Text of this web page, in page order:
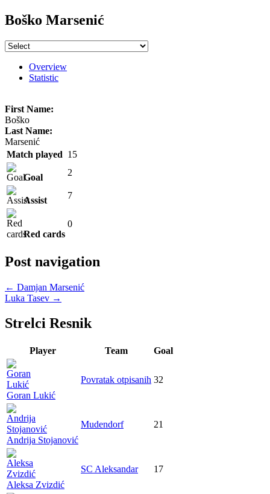
Boško Marsenić
Overview
Statistic
First Name:
Boško
Last Name:
Marsenić
Match played 15
Goal 2
Assist 7
Red cards
0
Post navigation
← Damjan Marsenić
Luka Tasev →
Strelci Resnik
Player Team Goal
Goran Lukić
Povratak otpisanih 32
Andrija Stojanović
Mudendorf 21
Aleksa Zvizdić
SC Aleksandar 17